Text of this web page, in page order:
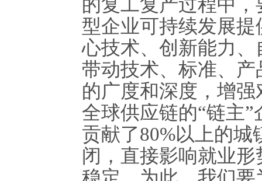
的复工复产过程中
型企业可持续发展
心技术、创新能力
带动技术、标准、
的广度和深度，增
全球供应链的“链主
贡献了80%以上的城
闭，直接影响就业